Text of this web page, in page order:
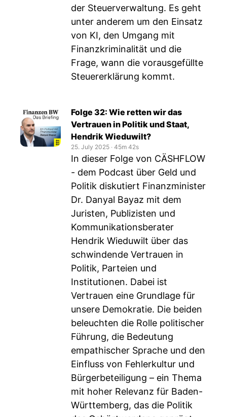
der Steuerverwaltung. Es geht
unter anderem um den Einsatz
von KI, den Umgang mit
Finanzkriminalität und die
Frage, wann die vorausgefüllte
Steuererklärung kommt.
Folge 32: Wie retten wir das
Vertrauen in Politik und Staat,
Hendrik Wieduwilt?
25. July 2025 ‧ 45m 42s
In dieser Folge von CÄSHFLOW
- dem Podcast über Geld und
Politik diskutiert Finanzminister
Dr. Danyal Bayaz mit dem
Juristen, Publizisten und
Kommunikationsberater
Hendrik Wieduwilt über das
schwindende Vertrauen in
Politik, Parteien und
Institutionen. Dabei ist
Vertrauen eine Grundlage für
unsere Demokratie. Die beiden
beleuchten die Rolle politischer
Führung, die Bedeutung
empathischer Sprache und den
Einfluss von Fehlerkultur und
Bürgerbeteiligung – ein Thema
mit hoher Relevanz für Baden-
Württemberg, das die Politik